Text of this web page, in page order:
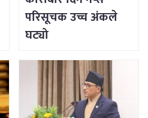
परिसूचक उच्च अंकले
घट्यो